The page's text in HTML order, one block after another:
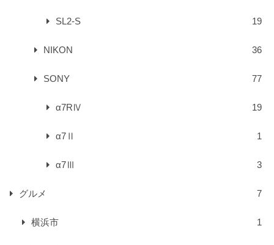
SL2-S 19
NIKON 36
SONY 77
α7RⅣ 19
α7Ⅱ 1
α7Ⅲ 3
グルメ 7
横浜市 1